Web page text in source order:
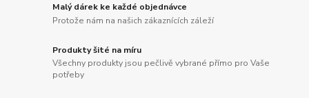
Malý dárek ke každé objednávce
Protože nám na našich zákaznících záleží
Produkty šité na míru
Všechny produkty jsou pečlivě vybrané přímo pro Vaše
potřeby